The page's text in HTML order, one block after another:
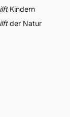
Kindern
der Natur